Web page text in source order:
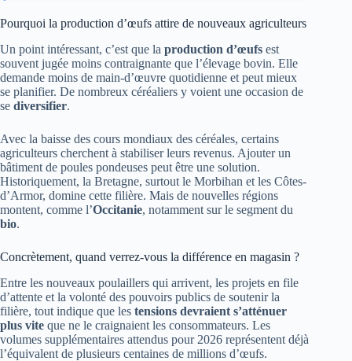
Pourquoi la production d’œufs attire de nouveaux agriculteurs
Un point intéressant, c’est que la production d’œufs est
souvent jugée moins contraignante que l’élevage bovin. Elle
demande moins de main-d’œuvre quotidienne et peut mieux
se planifier. De nombreux céréaliers y voient une occasion de
se diversifier.
Avec la baisse des cours mondiaux des céréales, certains
agriculteurs cherchent à stabiliser leurs revenus. Ajouter un
bâtiment de poules pondeuses peut être une solution.
Historiquement, la Bretagne, surtout le Morbihan et les Côtes-
d’Armor, domine cette filière. Mais de nouvelles régions
montent, comme l’Occitanie, notamment sur le segment du
bio.
Concrètement, quand verrez-vous la différence en magasin ?
Entre les nouveaux poulaillers qui arrivent, les projets en file
d’attente et la volonté des pouvoirs publics de soutenir la
filière, tout indique que les tensions devraient s’atténuer
plus vite que ne le craignaient les consommateurs. Les
volumes supplémentaires attendus pour 2026 représentent déjà
l’équivalent de plusieurs centaines de millions d’œufs.